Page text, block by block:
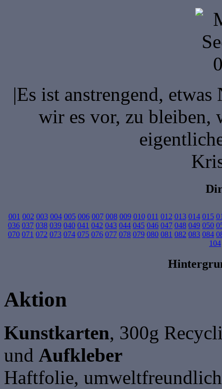
|Es ist anstrengend,
wir es vor, zu bleiben,
001 002 003 004 005 006 007 008 009 010 011 012 013 014 015
036 037 038 039 040 041 042 043 044 045 046 047 048 049 050
070 071 072 073 074 075 076 077 078 079 080 081 082 083 084
104
Aktion
Kunstkarten, 300g
und Aufkleber
Haftfolie,